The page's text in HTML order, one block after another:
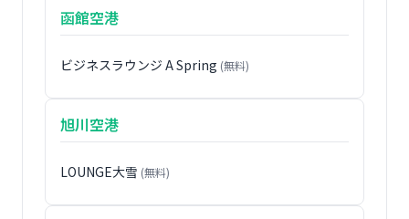
函館空港
ビジネスラウンジ A Spring (無料)
旭川空港
LOUNGE大雪 (無料)